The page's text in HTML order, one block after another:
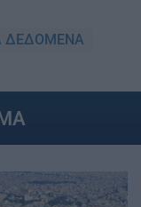
ΔΕΔΟΜΕΝΑ